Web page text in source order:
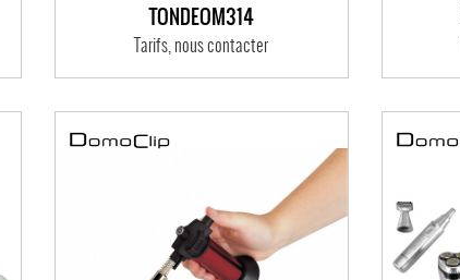
TONDEOM314
Tarifs, nous contacter